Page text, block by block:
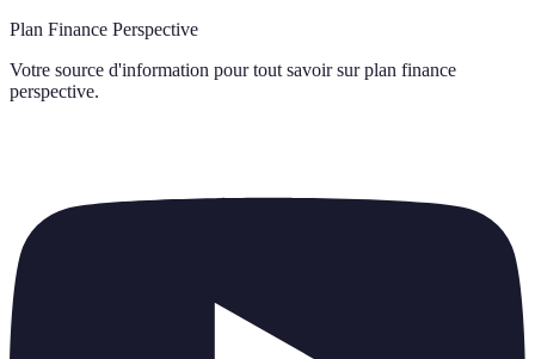
Plan Finance Perspective
Votre source d'information pour tout savoir sur plan finance
perspective.